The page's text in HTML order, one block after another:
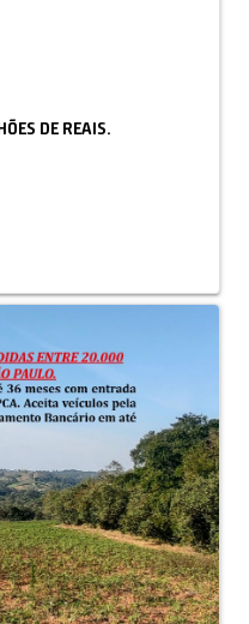
DE REAIS.